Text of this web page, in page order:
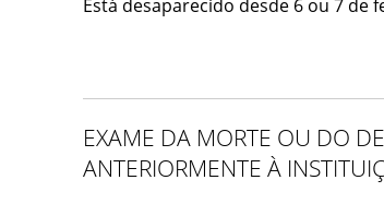
Está desaparecido desde 6 ou 7 de
EXAME DA MORTE OU DO
ANTERIORMENTE À